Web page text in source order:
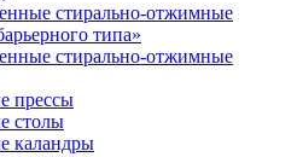
стирально-отжимные
типа»
стирально-отжимные
прессы
столы
каландры